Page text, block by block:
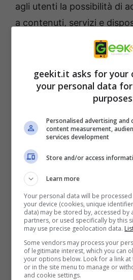
agli utenti la possibilità di
a contenuti, servizi e
l’ampia piattaforma. Anche
interfaccia menu di Sony e
sono stati perfezionati per
esperienza d’uso. Con i
Assistente Google e
possono riprodurre e
YouTube con Google
canale o alzare il volume
AirPlay 2 possono
iPhone, iPad o Mac film,
visualizzandoli sul
Apple HomeKit permette,
controllare il TV con
iPhone, iPad o Mac.
geekit.it asks for your
your personal data
Personalised advertising
content measurement,
services development
Store and/or access
Learn more
Your personal data will be
your device (cookies, unique
data) may be stored by, accessed by
partners, or used specifically by this
may use precise geolocation data.
Some vendors may process your
of legitimate interest, which you can
your options below. Look for a link
or in the site menu to manage or
and cookie settings.